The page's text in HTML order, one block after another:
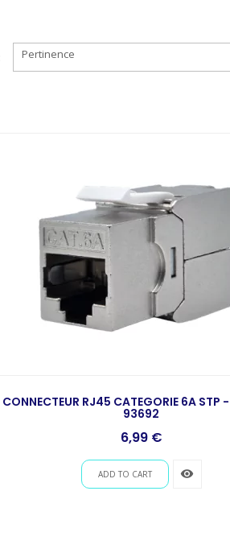
Pertinence
CONNECTEUR RJ45 CATEGORIE 6A STP
93692
Prix
6,99 €
ADD TO CART remove_red_eye